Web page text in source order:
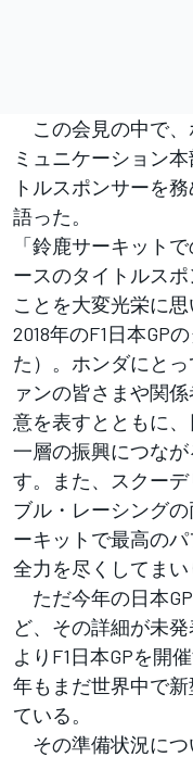
この会見の中で、
ミュニケーション
トルスポンサーを
語った。
「鈴鹿サーキット
ースのタイトルス
ことを大変光栄に
2018年のF1日本GP
た）。ホンダにと
ァンの皆さまや関
意を表すとともに
一層の振興につな
す。また、スクー
ブル・レーシング
ーキットで最高の
全力を尽くしてまい
ただ今年の日本
ど、その詳細が未
よりF1日本GPを開
年もまだ世界中で
ている。
その準備状況につ